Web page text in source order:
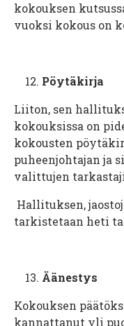
kokouksen
vuoksi kokous on
Pöytäkirja
Liiton, sen
kokouksissa on
kokousten
puheenjohtajan ja
valittujen
Hallituksen,
tarkistetaan heti
Äänestys
Kokouksen
kannattanut yli